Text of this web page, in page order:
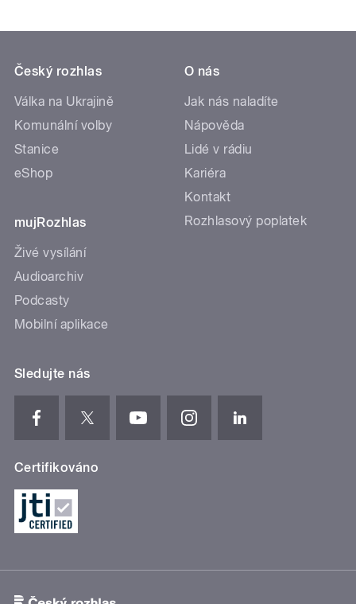
Český rozhlas
Válka na Ukrajině
Komunální volby
Stanice
eShop
mujRozhlas
Živé vysílání
Audioarchiv
Podcasty
Mobilní aplikace
O nás
Jak nás naladíte
Nápověda
Lidé v rádiu
Kariéra
Kontakt
Rozhlasový poplatek
Sledujte nás
Certifikováno